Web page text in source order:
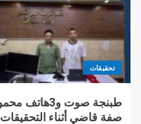
تحقيقات
طبنجة صوت
صفة قاضي أثناء التحقيقات